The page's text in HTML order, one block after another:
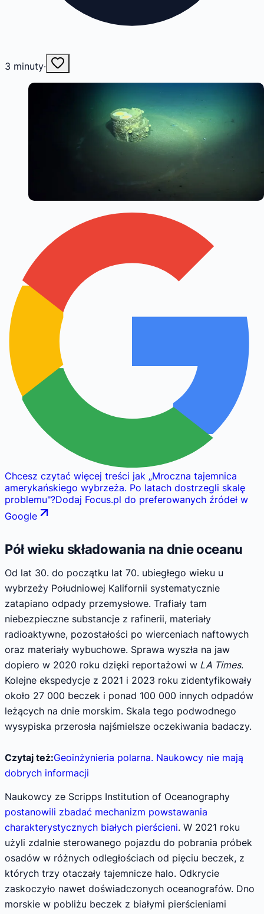
3 minuty·
Chcesz czytać więcej treści jak „Mroczna tajemnica
amerykańskiego wybrzeża. Po latach dostrzegli skalę
problemu"?Dodaj Focus.pl do preferowanych źródeł w
Google
Pół wieku składowania na dnie oceanu
Od lat 30. do początku lat 70. ubiegłego wieku u
wybrzeży Południowej Kalifornii systematycznie
zatapiano odpady przemysłowe. Trafiały tam
niebezpieczne substancje z rafinerii, materiały
radioaktywne, pozostałości po wierceniach naftowych
oraz materiały wybuchowe. Sprawa wyszła na jaw
dopiero w 2020 roku dzięki reportażowi w LA Times.
Kolejne ekspedycje z 2021 i 2023 roku zidentyfikowały
około 27 000 beczek i ponad 100 000 innych odpadów
leżących na dnie morskim. Skala tego podwodnego
wysypiska przerosła najśmielsze oczekiwania badaczy.
Czytaj też:Geoinżynieria polarna. Naukowcy nie mają
dobrych informacji
Naukowcy ze Scripps Institution of Oceanography
postanowili zbadać mechanizm powstawania
charakterystycznych białych pierścieni. W 2021 roku
użyli zdalnie sterowanego pojazdu do pobrania próbek
osadów w różnych odległościach od pięciu beczek, z
których trzy otaczały tajemnicze halo. Odkrycie
zaskoczyło nawet doświadczonych oceanografów. Dno
morskie w pobliżu beczek z białymi pierścieniami